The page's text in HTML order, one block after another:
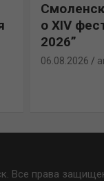
о XIV
2026”
06.08.2026
Все права